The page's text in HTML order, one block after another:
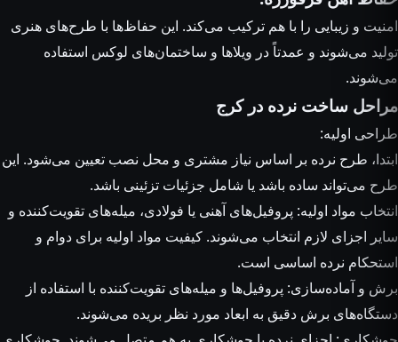
امنیت و زیبایی را با هم ترکیب می‌کند. این حفاظ‌ها با طرح‌های هنری
تولید می‌شوند و عمدتاً در ویلاها و ساختمان‌های لوکس استفاده
می‌شوند.
مراحل ساخت نرده در کرج
طراحی اولیه:
ابتدا، طرح نرده بر اساس نیاز مشتری و محل نصب تعیین می‌شود. این
طرح می‌تواند ساده باشد یا شامل جزئیات تزئینی باشد.
انتخاب مواد اولیه: پروفیل‌های آهنی یا فولادی، میله‌های تقویت‌کننده و
سایر اجزای لازم انتخاب می‌شوند. کیفیت مواد اولیه برای دوام و
استحکام نرده اساسی است.
برش و آماده‌سازی: پروفیل‌ها و میله‌های تقویت‌کننده با استفاده از
دستگاه‌های برش دقیق به ابعاد مورد نظر بریده می‌شوند.